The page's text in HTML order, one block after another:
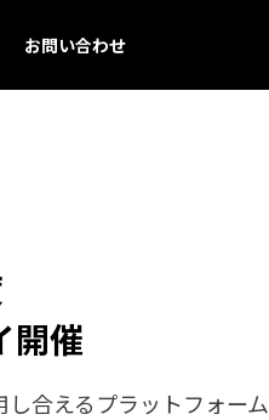
お問い合わせ
開催
合えるプラットフォーム